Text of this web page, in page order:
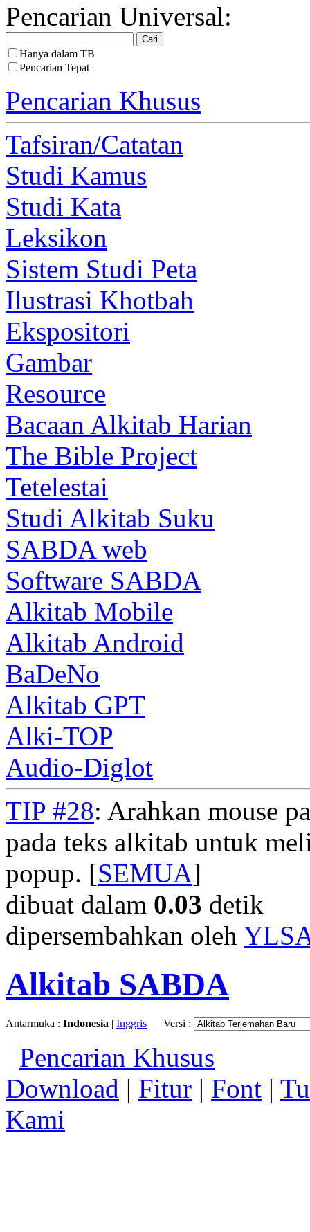
Pencarian Universal:
Hanya dalam TB
Pencarian Tepat
Pencarian Khusus
Tafsiran/Catatan
Studi Kamus
Studi Kata
Leksikon
Sistem Studi Peta
Ilustrasi Khotbah
Ekspositori
Gambar
Resource
Bacaan Alkitab Harian
The Bible Project
Tetelestai
Studi Alkitab Suku
SABDA web
Software SABDA
Alkitab Mobile
Alkitab Android
BaDeNo
Alkitab GPT
Alki-TOP
Audio-Diglot
TIP #28: Arahkan mouse
pada teks alkitab untuk
popup. [SEMUA]
dibuat dalam 0.03 detik
dipersembahkan oleh
Alkitab SABDA
Antarmuka : Indonesia Inggris Versi :
Pencarian Khusus
Download | Fitur | Font |
Kami